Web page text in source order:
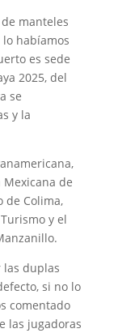
manteles
habíamos
es sede
2025, del
se
y la
Mexicana de
de Colima,
y el
las duplas
si no lo
comentado
las jugadoras